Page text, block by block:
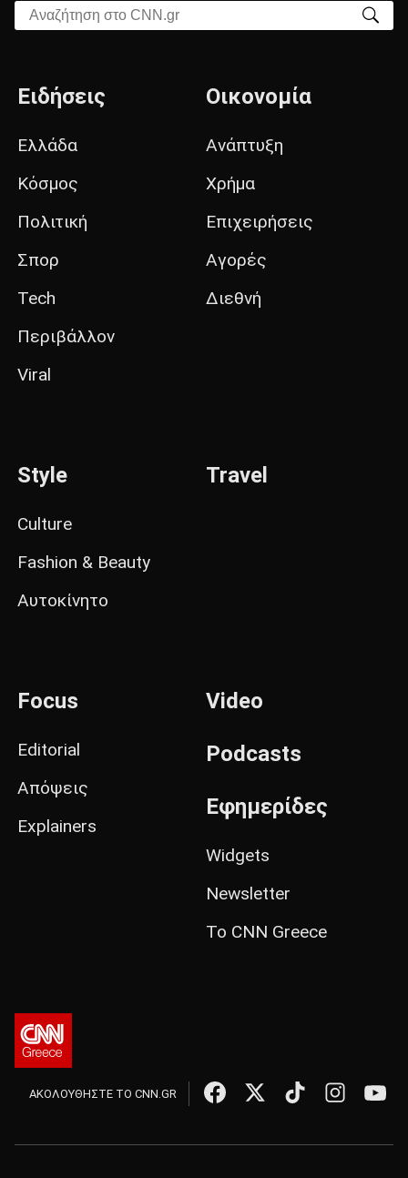
Αναζήτηση στο CNN.gr
Ειδήσεις
Ελλάδα
Κόσμος
Πολιτική
Σπορ
Tech
Περιβάλλον
Viral
Οικονομία
Ανάπτυξη
Χρήμα
Επιχειρήσεις
Αγορές
Διεθνή
Style
Culture
Fashion & Beauty
Αυτοκίνητο
Travel
Focus
Editorial
Απόψεις
Explainers
Video
Podcasts
Εφημερίδες
Widgets
Newsletter
Το CNN Greece
ΑΚΟΛΟΥΘΗΣΤΕ ΤΟ CNN.GR